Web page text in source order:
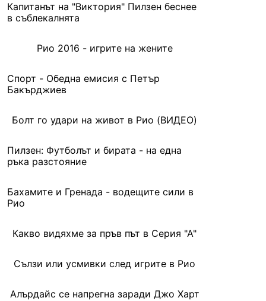
Капитанът на "Виктория" Пилзен беснее
в съблекалнята
Рио 2016 - игрите на жените
Спорт - Обедна емисия с Петър
Бакърджиев
Болт го удари на живот в Рио (ВИДЕО)
Пилзен: Футболът и бирата - на една
ръка разстояние
Бахамите и Гренада - водещите сили в
Рио
Какво видяхме за пръв път в Серия "А"
Сълзи или усмивки след игрите в Рио
Алърдайс се напрегна заради Джо Харт